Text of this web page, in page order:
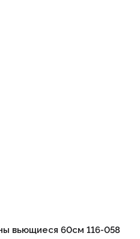
вьющиеся 60см 116-058